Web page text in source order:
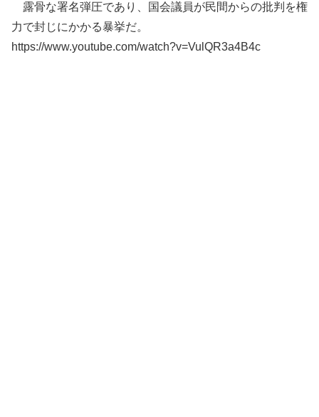
露骨な署名弾圧であり、国会議員が民間からの批判を権
力で封じにかかる暴挙だ。
https://www.youtube.com/watch?v=VulQR3a4B4c